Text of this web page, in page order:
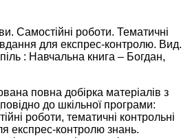
Самостійні роботи. Тематичні
для експрес-контролю. Вид.
: Навчальна книга – Богдан,
повна добірка матеріалів з
до шкільної програми:
роботи, тематичні контрольні
експрес-контролю знань.